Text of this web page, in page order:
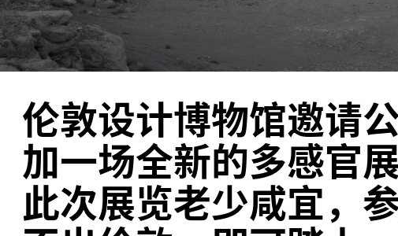
伦敦设计博物馆邀请
加一场全新的多感官展
此次展览老少咸宜，